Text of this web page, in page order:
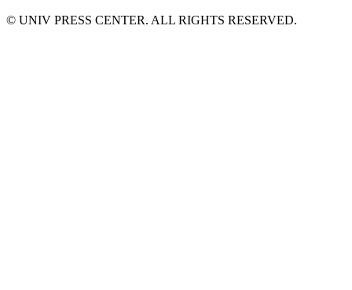
© UNIV PRESS CENTER. ALL RIGHTS RESERVED.